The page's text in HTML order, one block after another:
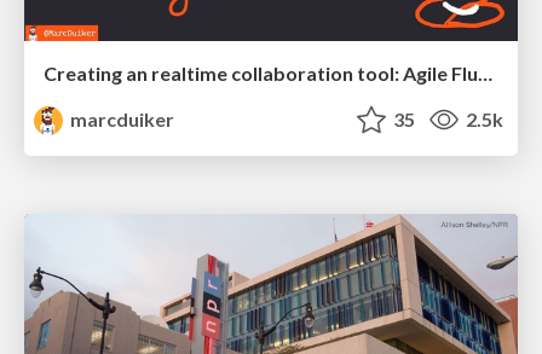
Creating an realtime collaboration tool: Agile Flush - .NET Oxford
marcduiker
35 2.5k